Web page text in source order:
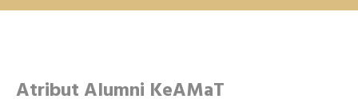
Atribut Alumni KeAMaT